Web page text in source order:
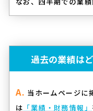
過去の業績は
当ホームページに
は 「業績・財務情報」